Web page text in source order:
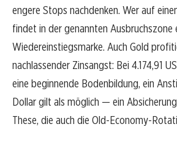
engere Stops nachdenken. Wer auf
findet in der genannten Ausbruchszone
Wiedereinstiegsmarke. Auch Gold
nachlassender Zinsangst: Bei 4.174,91
eine beginnende Bodenbildung, ein
Dollar gilt als möglich — ein
These, die auch die Old-Economy-